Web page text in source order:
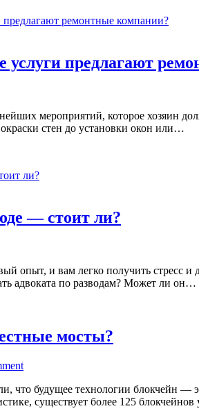
услуги предлагают
мероприятий, которое хозяин
стен до установки окон или…
— стоит ли?
опыт, и вам легко получить стресс
адвоката по разводам? Может ли он…
мосты?
что будущее технологии блокчейн —
существует более 125